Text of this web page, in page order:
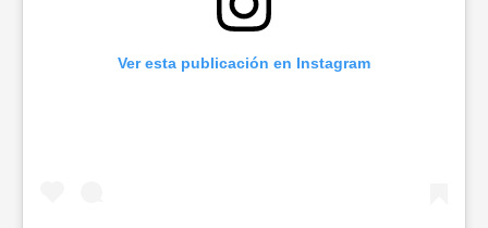
Ver esta publicación en Instagram